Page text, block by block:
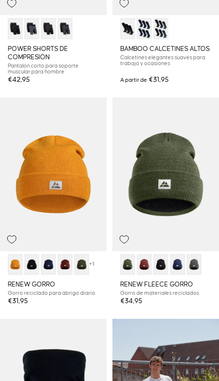
POWER SHORTS DE
COMPRESIÓN
Pantalón corto para soporte
muscular para hombre
€42,95
BAMBOO CALCETINES ALTOS
Calcetines elegantes suaves para
trabajo y ocasiones
A partir de €31,95
+1
RENEW GORRO
Gorro reciclado para abrigo diario
€31,95
RENEW FLEECE GORRO
Gorro de materiales reciclados
€34,95